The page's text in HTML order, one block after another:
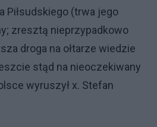
Piłsudskiego (trwa jego
zresztą nieprzypadkowo
droga na ołtarze wiedzie
stąd na nieoczekiwany
wyruszył x. Stefan